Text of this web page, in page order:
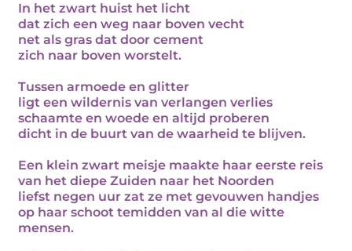
In het zwart huist het licht
dat zich een weg naar boven vecht
net als gras dat door cement
zich naar boven worstelt.
Tussen armoede en glitter
ligt een wildernis van verlangen verlies
schaamte en woede en altijd proberen
dicht in de buurt van de waarheid te blijven.
Een klein zwart meisje maakte haar eerste reis
van het diepe Zuiden naar het Noorden
liefst negen uur zat ze met gevouwen handjes
op haar schoot temidden van al die witte
mensen.